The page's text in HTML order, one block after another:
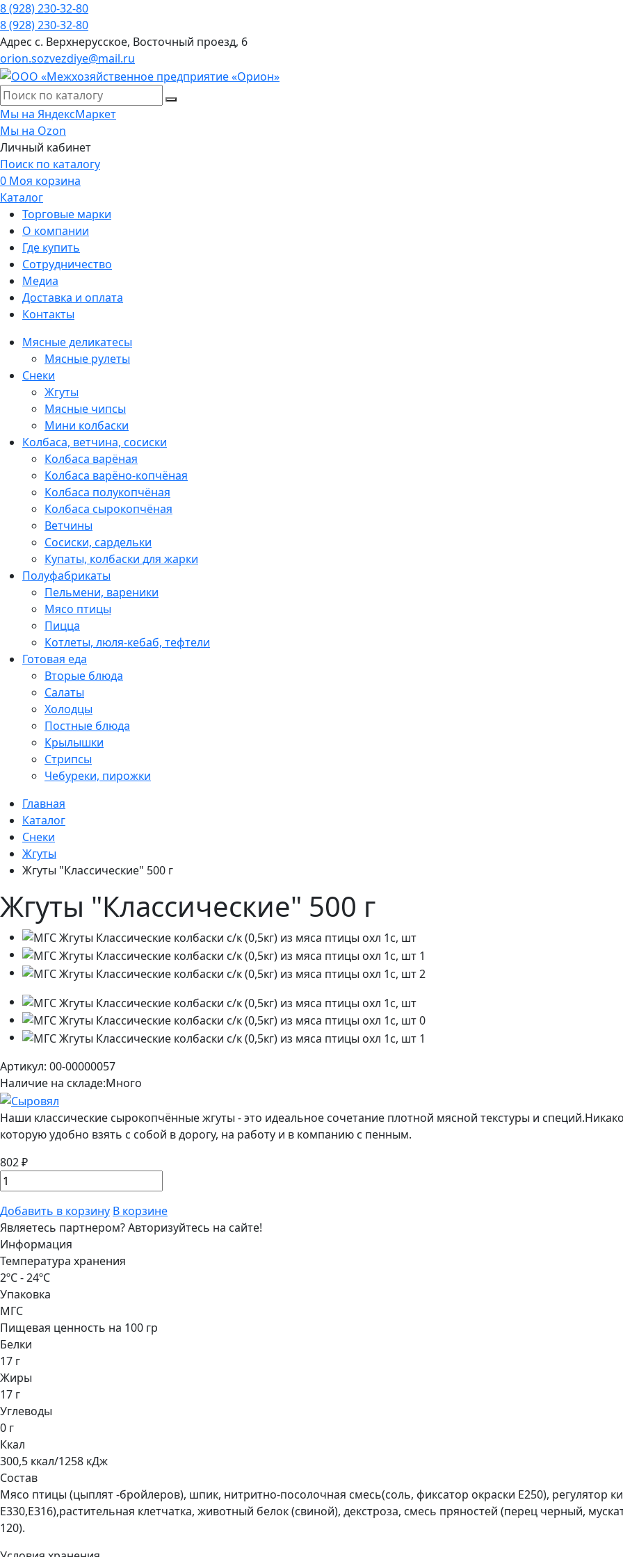
8 (928) 230-32-80
8 (928) 230-32-80
Адрес с. Верхнерусское, Восточный проезд, 6
orion.sozvezdiye@mail.ru
Мы на ЯндексМаркет
Мы на Ozon
Личный кабинет
Поиск по каталогу
0 Моя корзина
Каталог
Торговые марки
О компании
Где купить
Сотрудничество
Медиа
Доставка и оплата
Контакты
Мясные деликатесы
Мясные рулеты
Снеки
Жгуты
Мясные чипсы
Мини колбаски
Колбаса, ветчина, сосиски
Колбаса варёная
Колбаса варёно-копчёная
Колбаса полукопчёная
Колбаса сырокопчёная
Ветчины
Сосиски, сардельки
Купаты, колбаски для жарки
Полуфабрикаты
Пельмени, вареники
Мясо птицы
Пицца
Котлеты, люля-кебаб, тефтели
Готовая еда
Вторые блюда
Салаты
Холодцы
Постные блюда
Крылышки
Стрипсы
Чебуреки, пирожки
Главная
Каталог
Снеки
Жгуты
Жгуты "Классические" 500 г
Жгуты "Классические" 500 г
Артикул: 00-00000057
Наличие на складе:Много
Наши классические сырокопчённые жгуты - это идеальное сочетание плотной мясной текстуры и
которую удобно взять с собой в дорогу, на работу и в компанию с пенным.
802 ₽
Добавить в корзину В корзине
Являетесь партнером?Авторизуйтесь на сайте!
Информация
Температура хранения
2ºС - 24ºС
Упаковка
МГС
Пищевая ценность на 100 гр
Белки
17 г
Жиры
17 г
Углеводы
0 г
Ккал
300,5 ккал/1258 кДж
Состав
Мясо птицы (цыплят -бройлеров), шпик, нитритно-посолочная смесь(соль, фиксатор окраски Е250), регулятор
Е330,Е316),растительная клетчатка, животный белок (свиной), декстроза, смесь пряностей (перец черный,
120).